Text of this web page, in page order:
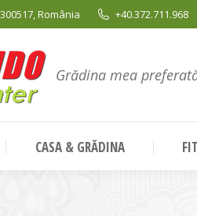
România +40.372.711.968
Grădina mea
CASA & GRĂDINA